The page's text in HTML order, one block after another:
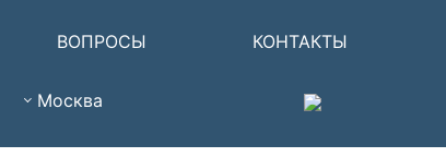
ВОПРОСЫ КОНТАКТЫ
Москва